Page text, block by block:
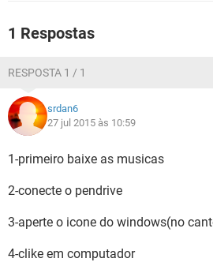
1 Respostas
RESPOSTA 1 / 1
srdan6
27 jul 2015 às 10:59
1-primeiro baixe as musicas
2-conecte o pendrive
3-aperte o icone do windows(no
4-clike em computador